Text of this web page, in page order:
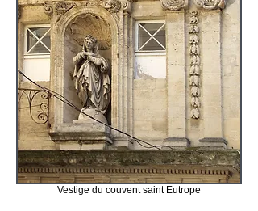
Vestige du couvent saint Eutrope